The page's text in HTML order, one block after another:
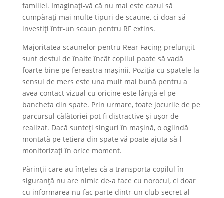
familiei. Imaginați-vă că nu mai este cazul să
cumpărați mai multe tipuri de scaune, ci doar să
investiți într-un scaun pentru RF extins.
Majoritatea scaunelor pentru Rear Facing prelungit
sunt destul de înalte încât copilul poate să vadă
foarte bine pe fereastra mașinii. Poziția cu spatele la
sensul de mers este una mult mai bună pentru a
avea contact vizual cu oricine este lângă el pe
bancheta din spate. Prin urmare, toate jocurile de pe
parcursul călătoriei pot fi distractive și ușor de
realizat. Dacă sunteți singuri în mașină, o oglindă
montată pe tetiera din spate vă poate ajuta să-l
monitorizați în orice moment.
Părinții care au înțeles că a transporta copilul în
siguranță nu are nimic de-a face cu norocul, ci doar
cu informarea nu fac parte dintr-un club secret al